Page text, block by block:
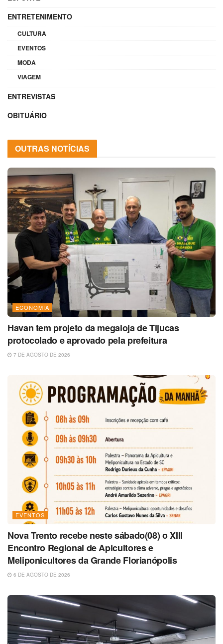
ENTRETENIMENTO
CULTURA
EVENTOS
MODA
VIAGEM
ENTREVISTAS
OBITUÁRIO
OUTRAS NOTÍCIAS
ECONOMIA
Havan tem projeto da megaloja de Tijucas
protocolado e aprovado pela prefeitura
7 DE AGOSTO DE 2026
EVENTOS
Nova Trento recebe neste sábado(08) o XIII
Encontro Regional de Apicultores e
Meliponicultores da Grande Florianópolis
6 DE AGOSTO DE 2026